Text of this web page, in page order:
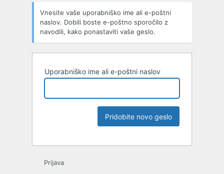
Vnesite vaše uporabniško ime ali e-poštni
naslov. Dobili boste e-poštno sporočilo z
navodili, kako ponastaviti vaše geslo.
Uporabniško ime ali e-poštni naslov
Prijava